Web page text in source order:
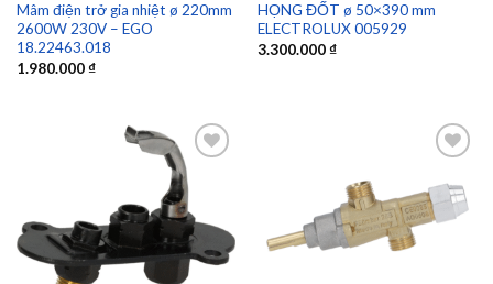
Mâm điện trở gia nhiệt ø 220mm
2600W 230V – EGO
18.22463.018
1.980.000₫
HỌNG ĐỐT ø 50×390 mm
ELECTROLUX 005929
3.300.000₫
Add to
wishlist
Add to
wishlist